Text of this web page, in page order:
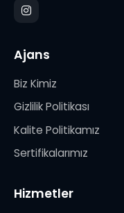
Ajans
Biz Kimiz
Gizlilik Politikası
Kalite Politikamız
Sertifikalarımız
Hizmetler